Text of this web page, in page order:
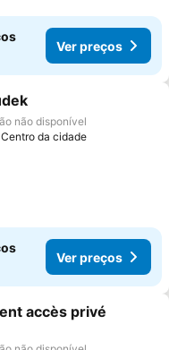
Ver preços
aos favoritos
não disponível
da cidade
Ver preços
aos favoritos
accès privé